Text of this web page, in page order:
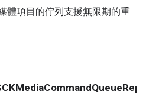
體項目的佇列支援無限期的重